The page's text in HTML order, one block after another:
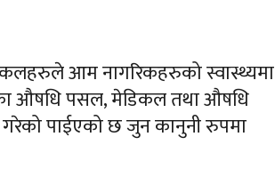
आम नागरिकहरुको स्वास्थ्यमा
औषधि पसल, मेडिकल तथा औषधि
गरेको पाईएको छ जुन कानुनी रुपमा